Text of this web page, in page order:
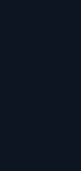
Państwa danych
Państwa imieniu)
ze źródeł publicznie
się z
telefonu